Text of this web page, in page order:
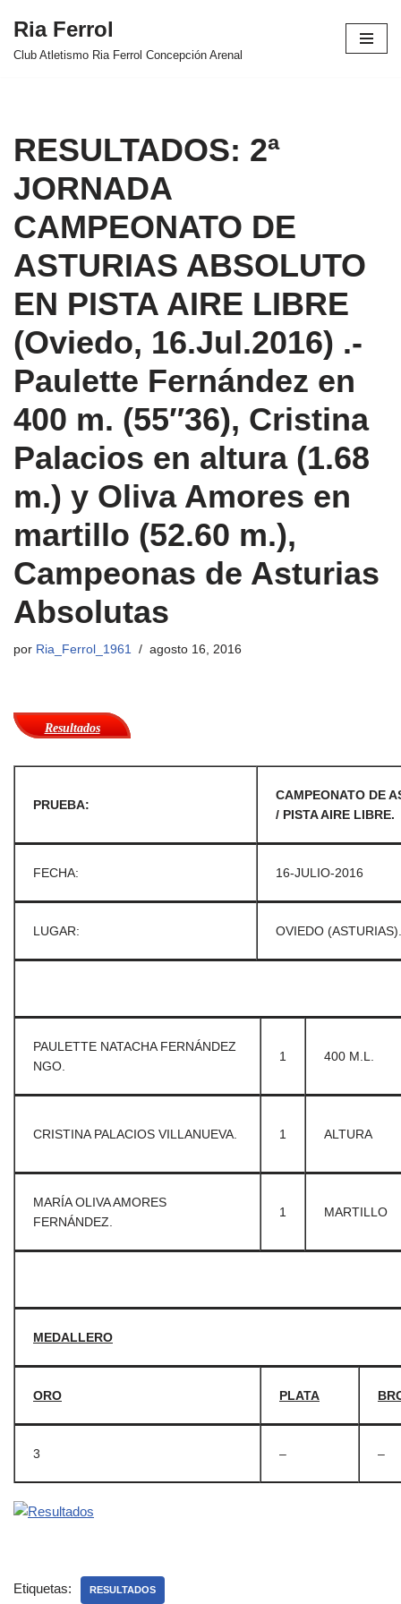
Saltar
Ria Ferrol
Club Atletismo Ria Ferrol Concepción Arenal
RESULTADOS: 2ª
JORNADA
CAMPEONATO DE
ASTURIAS ABSOLUTO
EN PISTA AIRE LIBRE
(Oviedo, 16.Jul.2016) .-
Paulette Fernández en
400 m. (55″36), Cristina
Palacios en altura (1.68
m.) y Oliva Amores en
martillo (52.60 m.),
Campeonas de Asturias
Absolutas
por Ria_Ferrol_1961 agosto 16, 2016
Resultados
PRUEBA:
CAMPEONATO DE
/ PISTA AIRE LIBRE.
FECHA: 16-JULIO-2016
LUGAR: OVIEDO (ASTURIAS).
PAULETTE NATACHA FERNÁNDEZ
NGO.
1 400 M.L.
CRISTINA PALACIOS VILLANUEVA. 1 ALTURA
MARÍA OLIVA AMORES
FERNÁNDEZ.
1 MARTILLO
MEDALLERO
ORO PLATA
3 – –
Etiquetas: RESULTADOS